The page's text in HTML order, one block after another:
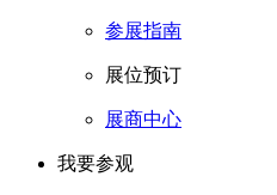
参展指南
展位预订
展商中心
我要参观